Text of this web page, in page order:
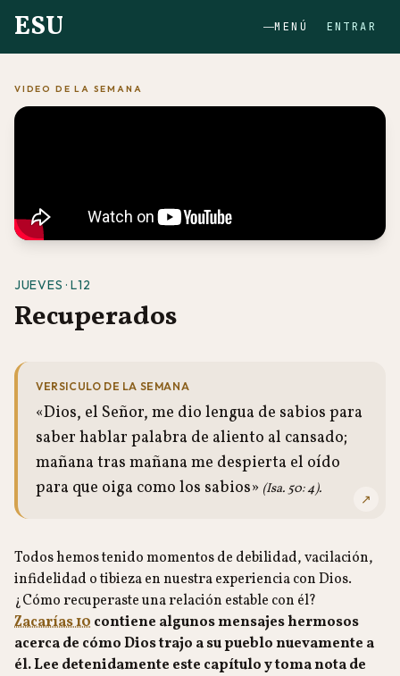
ESU MENÚ ENTRAR
VIDEO DE LA SEMANA
JUEVES · L12
Recuperados
VERSICULO DE LA SEMANA
«Dios, el Señor, me dio lengua de sabios para
saber hablar palabra de aliento al cansado;
mañana tras mañana me despierta el oído
para que oiga como los sabios» (Isa. 50: 4).
↗
Todos hemos tenido momentos de debilidad, vacilación,
infidelidad o tibieza en nuestra experiencia con Dios.
¿Cómo recuperaste una relación estable con él?
Zacarías 10 contiene algunos mensajes hermosos
acerca de cómo Dios trajo a su pueblo nuevamente a
él. Lee detenidamente este capítulo y toma nota de